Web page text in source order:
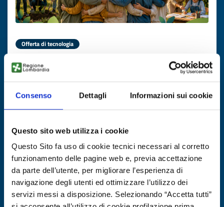
Consenso Dettagli Informazioni sui cookie
Questo sito web utilizza i cookie
Questo Sito fa uso di cookie tecnici necessari al corretto
funzionamento delle pagine web e, previa accettazione
da parte dell’utente, per migliorare l’esperienza di
navigazione degli utenti ed ottimizzare l’utilizzo dei
servizi messi a disposizione. Selezionando “Accetta tutti”
Offerta di tecnologia
Organizzazione rumena cerca partner
per progetti europei su inclusione e
sviluppo rurale
ID EEN: TORO20260706008
Scade il 19 novembre 2026